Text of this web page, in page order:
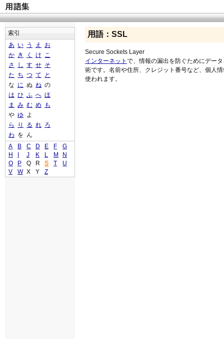
用語：SSL
Secure Sockets Layer
インターネット で、情報の漏出を防ぐためにデー
術です。名前や住所、クレジット番号など、個人
使われます。
索引
あ い う え
お
か き く け こ
さ
し す せ そ
た ち つ て
と
な に ぬ ね の
は ひ ふ へ ほ
ま
み む め
も
や ゆ よ
ら
り る れ ろ
わ を ん
A
B C D E F
G
H
J K L M
N
O
P Q R S T
U
V
W X Y Z